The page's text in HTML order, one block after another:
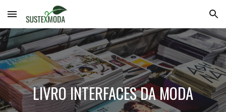
Skip to main content Skip to navigation
LIVRO INTERFACES DA MODA